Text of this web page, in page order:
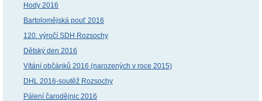
Hody 2016
Bartolomějská pouť 2016
120. výročí SDH Rozsochy
Dětský den 2016
Vítání občánků 2016 (narozených v roce 2015)
DHL 2016-soutěž Rozsochy
Pálení čarodějnic 2016